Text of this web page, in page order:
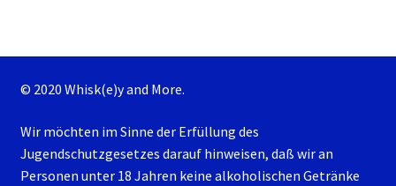
© 2020 Whisk(e)y and More.
Wir möchten im Sinne der Erfüllung des
Jugendschutzgesetzes darauf hinweisen, daß wir an
Personen unter 18 Jahren keine alkoholischen Getränke